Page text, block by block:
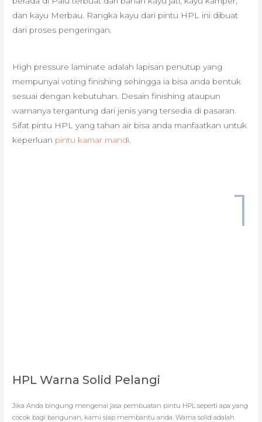
dan kayu Merbau. Rangka kayu dari pintu HPL ini dibuat
dari proses pengeringan.
High pressure laminate adalah lapisan penutup yang
mempunyai voting finishing sehingga ia bisa anda bentuk
sesuai dengan kebutuhan. Desain finishing ataupun
warnanya tergantung dari jenis yang tersedia di pasaran.
Sifat pintu HPL yang tahan air bisa anda manfaatkan untuk
keperluan pintu kamar mandi
1
HPL Warna Solid Pelangi
Jika Anda bingung mengenai jasa pembuatan pintu HPL seperti apa yang
cocok bagi bangunan, kami siap membantu anda. Warna solid adalah